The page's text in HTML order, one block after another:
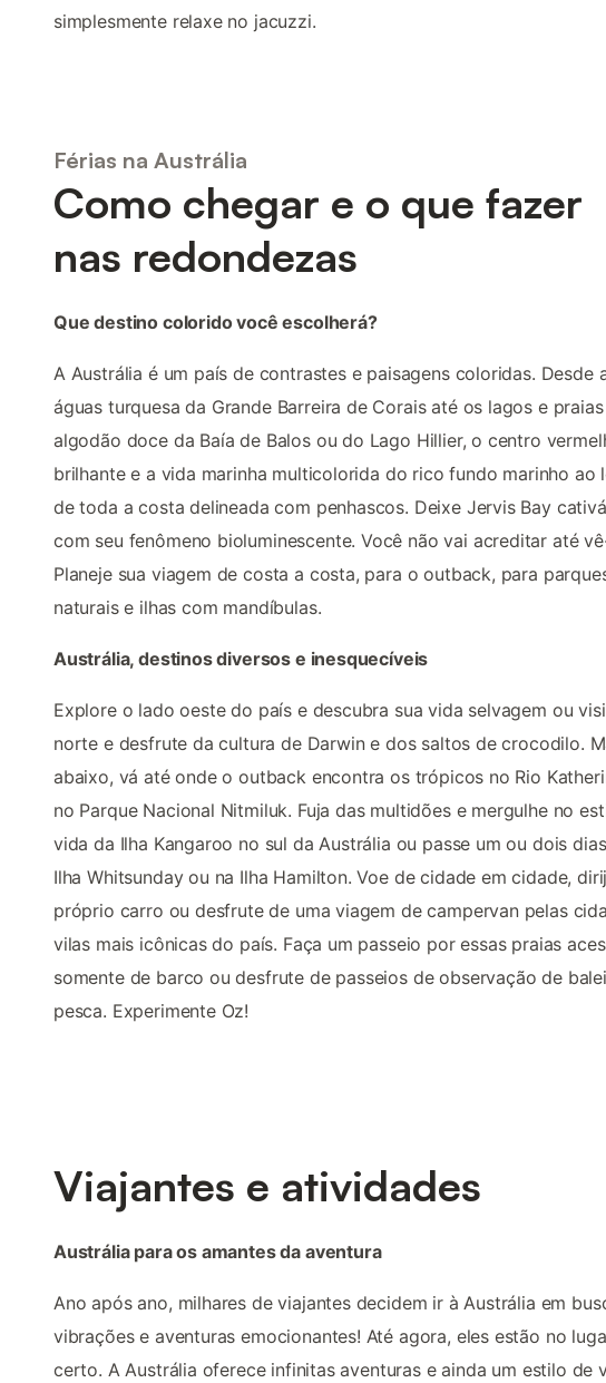
simplesmente relaxe no jacuzzi.
Férias na Austrália
Como chegar e o que fazer
nas redondezas
Que destino colorido você escolherá?
A Austrália é um país de contrastes e paisagens coloridas. Desde
águas turquesa da Grande Barreira de Corais até os lagos e
algodão doce da Baía de Balos ou do Lago Hillier, o centro
brilhante e a vida marinha multicolorida do rico fundo marinho ao
de toda a costa delineada com penhascos. Deixe Jervis Bay
com seu fenômeno bioluminescente. Você não vai acreditar até
Planeje sua viagem de costa a costa, para o outback, para
naturais e ilhas com mandíbulas.
Austrália, destinos diversos e inesquecíveis
Explore o lado oeste do país e descubra sua vida selvagem ou
norte e desfrute da cultura de Darwin e dos saltos de crocodilo.
abaixo, vá até onde o outback encontra os trópicos no Rio
no Parque Nacional Nitmiluk. Fuja das multidões e mergulhe no
vida da Ilha Kangaroo no sul da Austrália ou passe um ou dois
Ilha Whitsunday ou na Ilha Hamilton. Voe de cidade em cidade,
próprio carro ou desfrute de uma viagem de campervan pelas
vilas mais icônicas do país. Faça um passeio por essas praias
somente de barco ou desfrute de passeios de observação de
pesca. Experimente Oz!
Viajantes e atividades
Austrália para os amantes da aventura
Ano após ano, milhares de viajantes decidem ir à Austrália em
vibrações e aventuras emocionantes! Até agora, eles estão no
certo. A Austrália oferece infinitas aventuras e ainda um estilo de